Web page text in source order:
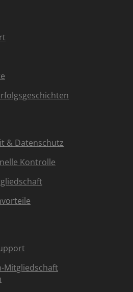
& Datenschutz
Kontrolle
Mitgliedschaft